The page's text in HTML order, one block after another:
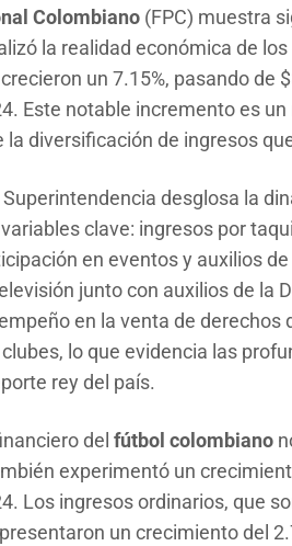
Colombiano(FPC) muestra
la realidad económica de
un 7.15%, pasando de
Este notable incremento es
la diversificación de ingresos
desglosa la
clave: ingresos por
en eventos y auxilios
junto con auxilios de la
en la venta de derechos
lo que evidencia las
rey del país.
del fútbol colombiano
experimentó un
Los ingresos ordinarios, que
un crecimiento del